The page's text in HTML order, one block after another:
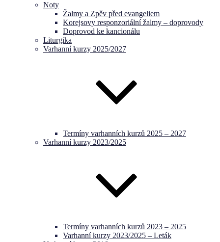
Noty
Žalmy a Zpěv před evangeliem
Korejsovy responzoriální žalmy – doprovody
Doprovod ke kancionálu
Liturgika
Varhanní kurzy 2025/2027
Termíny varhanních kurzů 2025 – 2027
Varhanní kurzy 2023/2025
Termíny varhanních kurzů 2023 – 2025
Varhanní kurzy 2023/2025 – Leták